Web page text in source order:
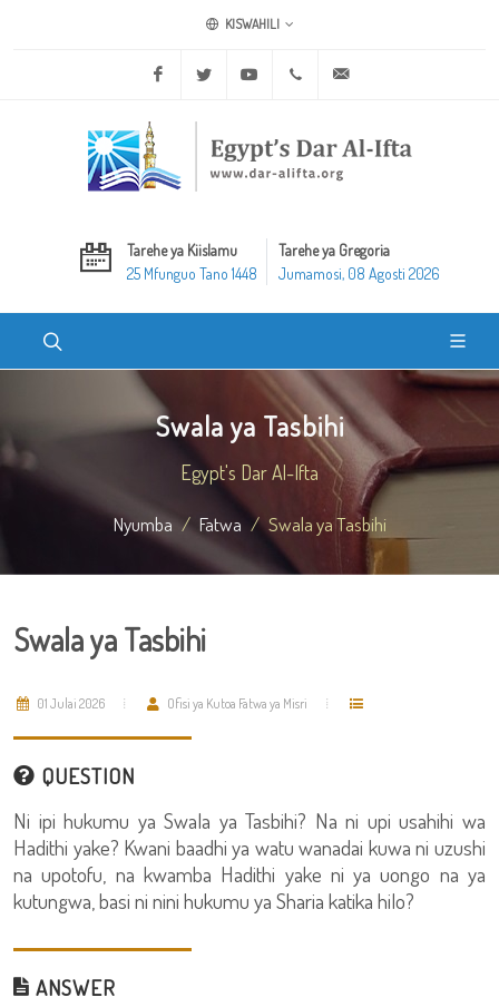
KISWAHILI
Facebook Twitter Youtube +20 2 25970400
Tarehe ya Kiislamu
25 Mfunguo Tano 1448
Tarehe ya Gregoria
Jumamosi, 08 Agosti 2026
Swala ya Tasbihi
Egypt's Dar Al-Ifta
Nyumba Fatwa Swala ya Tasbihi
Swala ya Tasbihi
01 Julai 2026 Ofisi ya Kutoa Fatwa ya Misri
QUESTION
Ni ipi hukumu ya Swala ya Tasbihi? Na ni upi usahihi wa
Hadithi yake? Kwani baadhi ya watu wanadai kuwa ni uzushi
na upotofu, na kwamba Hadithi yake ni ya uongo na ya
kutungwa, basi ni nini hukumu ya Sharia katika hilo?
ANSWER